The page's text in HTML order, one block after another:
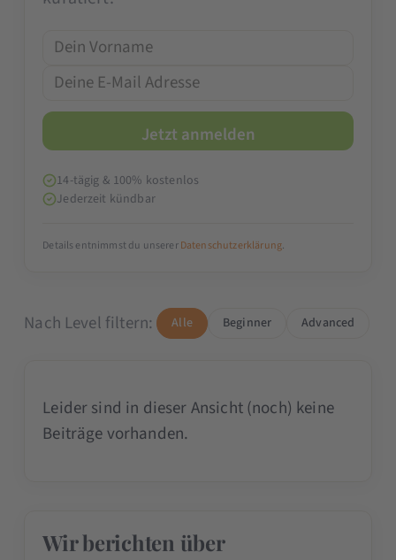
14-tägig & 100% kostenlos
Jederzeit kündbar
Details entnimmst du unsererDatenschutzerklärung.
Nach Level filtern: Alle Beginner Advanced
Leider sind in dieser Ansicht (noch) keine
Beiträge vorhanden.
Wir berichten über